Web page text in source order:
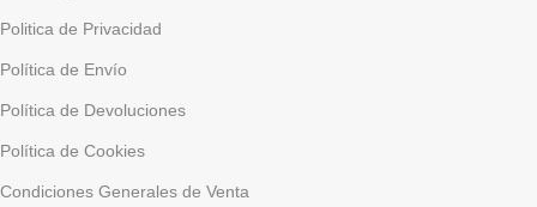
Politica de Privacidad
Política de Envío
Política de Devoluciones
Política de Cookies
Condiciones Generales de Venta